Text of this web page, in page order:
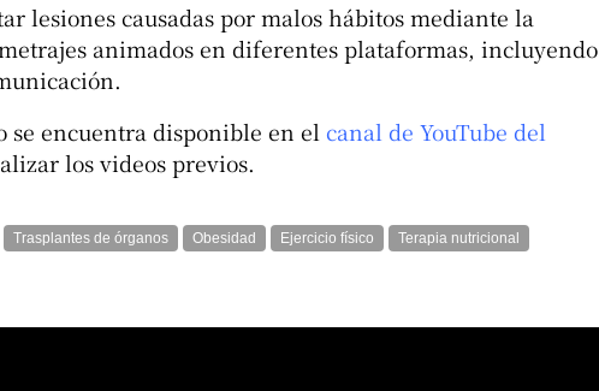
lesiones causadas por malos hábitos mediante la
animados en diferentes plataformas, incluyendo
se encuentra disponible en el canal de YouTube del
los videos previos.
Trasplantes de órganos Obesidad Ejercicio físico Terapia nutricional